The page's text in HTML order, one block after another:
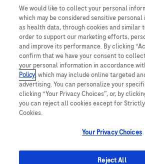
We would like to collect your personal
which may be considered sensitive
as health data, through cookies and similar
order to support our marketing efforts,
and improve its performance. By clicking
confirm that we have your consent to
your personal information in accordance
Policy, which may include online targeted
advertising. You can personalize your
clicking “Your Privacy Choices”, or, by
you can reject all cookies except for
Cookies.
Your Privacy Choices
Reject All